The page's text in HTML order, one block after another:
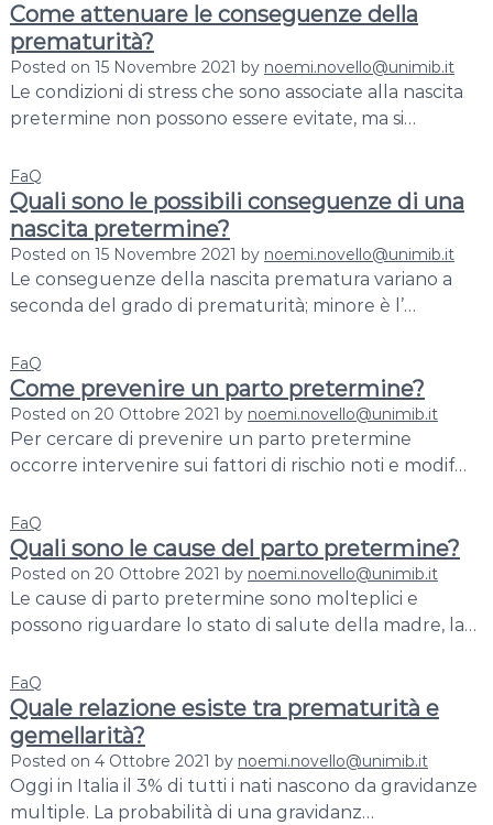
Come attenuare le conseguenze della
prematurità?
Posted on 15 Novembre 2021 by noemi.novello@unimib.it
Le condizioni di stress che sono associate alla nascita
pretermine non possono essere evitate, ma si…
FaQ
Quali sono le possibili conseguenze di una
nascita pretermine?
Posted on 15 Novembre 2021 by noemi.novello@unimib.it
Le conseguenze della nascita prematura variano a
seconda del grado di prematurità; minore è l’…
FaQ
Come prevenire un parto pretermine?
Posted on 20 Ottobre 2021 by noemi.novello@unimib.it
Per cercare di prevenire un parto pretermine
occorre intervenire sui fattori di rischio noti e modif…
FaQ
Quali sono le cause del parto pretermine?
Posted on 20 Ottobre 2021 by noemi.novello@unimib.it
Le cause di parto pretermine sono molteplici e
possono riguardare lo stato di salute della madre, la…
FaQ
Quale relazione esiste tra prematurità e
gemellarità?
Posted on 4 Ottobre 2021 by noemi.novello@unimib.it
Oggi in Italia il 3% di tutti i nati nascono da gravidanze
multiple. La probabilità di una gravidanz…